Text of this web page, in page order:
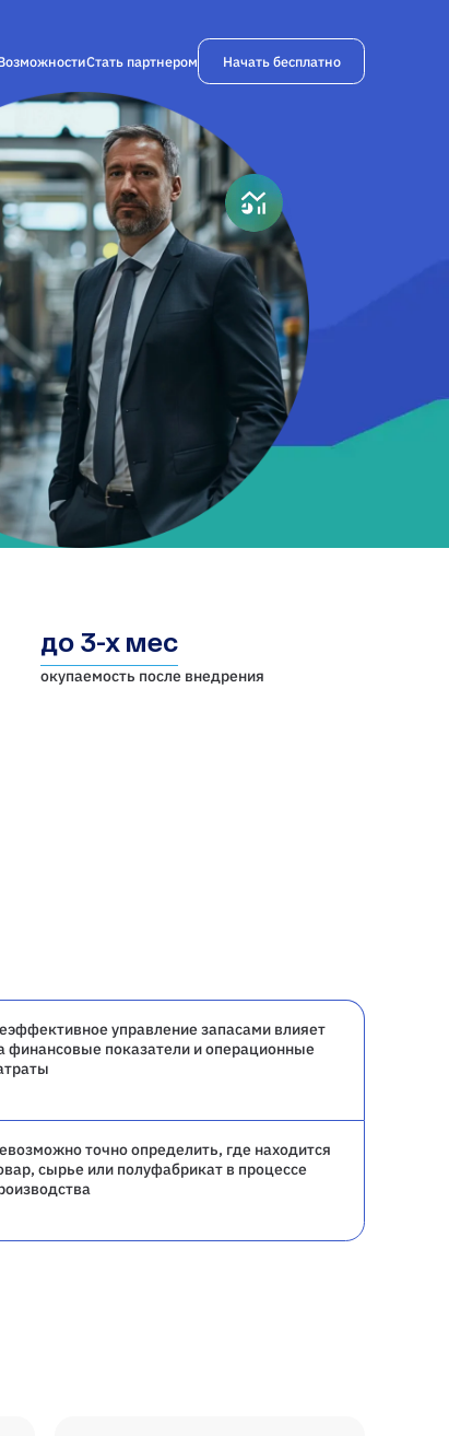
Стать партнером Начать бесплатно
до 3-х мес
окупаемость после внедрения
управление запасами влияет
финансовые показатели и операционные
точно определить, где находится
сырье или полуфабрикат в процессе